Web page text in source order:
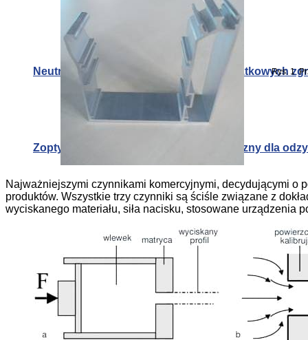
Neutronografia w badaniu naprężeń resztkowych
Nowa technologia punktowego łączenia metali
Zoptymalizowany materiał termoelektryczny dla
Neutronografia w badaniu naprężeń resztkowych
Rys. 1
Najważniejszymi czynnikami komercyjnymi, decydującymi o
produktów. Wszystkie trzy czynniki są ściśle związane z
wyciskanego materiału, siła nacisku, stosowane